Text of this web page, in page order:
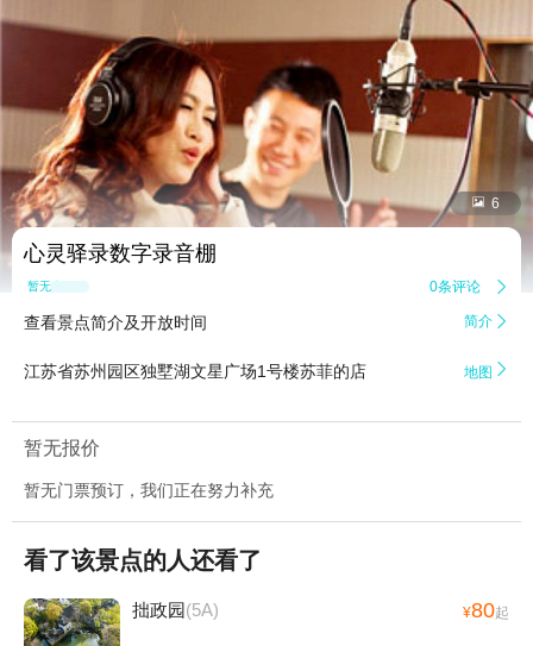
 6
心灵驿录数字录音棚
暂无点评 0条评论 
查看景点简介及开放时间 简介 
江苏省苏州园区独墅湖文星广场1号楼苏菲的店 地图 
暂无报价
暂无门票预订，我们正在努力补充
看了该景点的人还看了
拙政园(5A) ¥80起
